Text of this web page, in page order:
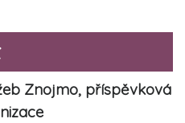
Znojmo, příspěvková